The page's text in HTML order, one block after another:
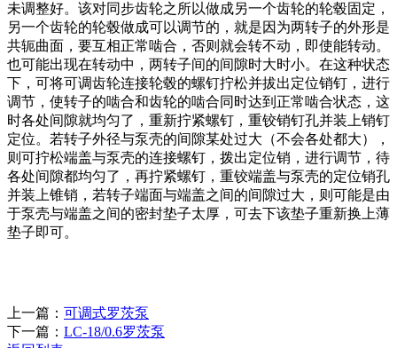
未调整好。该对同步齿轮之所以做成另一个齿轮的轮毂固定，
另一个齿轮的轮毂做成可以调节的，就是因为两转子的外形是
共轭曲面，要互相正常啮合，否则就会转不动，即使能转动。
也可能出现在转动中，两转子间的间隙时大时小。在这种状态
下，可将可调齿轮连接轮毂的螺钉拧松并拔出定位销钉，进行
调节，使转子的啮合和齿轮的啮合同时达到正常啮合状态，这
时各处间隙就均匀了，重新拧紧螺钉，重铰销钉孔并装上销钉
定位。若转子外径与泵壳的间隙某处过大（不会各处都大），
则可拧松端盖与泵壳的连接螺钉，拨出定位销，进行调节，待
各处间隙都均匀了，再拧紧螺钉，重铰端盖与泵壳的定位销孔
并装上锥销，若转子端面与端盖之间的间隙过大，则可能是由
于泵壳与端盖之间的密封垫子太厚，可去下该垫子重新换上薄
垫子即可。
上一篇： 可调式罗茨泵
下一篇： LC-18/0.6罗茨泵